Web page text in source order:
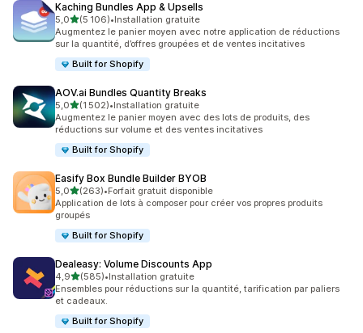
Kaching Bundles App & Upsells
5,0étoile(s) sur 5
(5 106)
5106 avis au total
•Installation gratuite
Augmentez le panier moyen avec notre application de réductions
sur la quantité, d’offres groupées et de ventes incitatives
Built for Shopify
AOV.ai Bundles Quantity Breaks
5,0étoile(s) sur 5
(1 502)
1502 avis au total
•Installation gratuite
Augmentez le panier moyen avec des lots de produits, des
réductions sur volume et des ventes incitatives
Built for Shopify
Easify Box Bundle Builder BYOB
5,0étoile(s) sur 5
(263)
263 avis au total
•Forfait gratuit disponible
Application de lots à composer pour créer vos propres produits
groupés
Built for Shopify
Dealeasy: Volume Discounts App
4,9étoile(s) sur 5
(585)
585 avis au total
•Installation gratuite
Ensembles pour réductions sur la quantité, tarification par paliers
et cadeaux.
Built for Shopify